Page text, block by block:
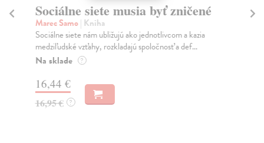
Sociálne siete musia byť zničené
Marec Samo| Kniha
Sociálne siete nám ubližujú ako jednotlivcom a kazia
medziľudské vzťahy, rozkladajú spoločnosť a def...
Na sklade ?
16,44 €
16,95 € ?